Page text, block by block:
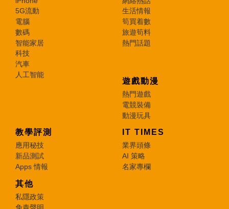
5G流動
電腦
數碼
智能家居
科技
汽車
人工智能
生活情報
筍買着數
旅遊筍料
熱門話題
遊戲動漫
熱門遊戲
電競裝備
動漫玩具
教學評測
應用秘技
新品測試
Apps 情報
IT TIMES
業界頭條
AI 策略
名家專欄
其他
私隱政策
免責聲明